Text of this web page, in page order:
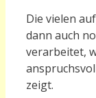
Die vielen
dann auch
verarbeitet,
zeigt.